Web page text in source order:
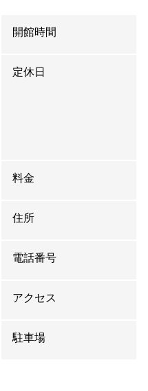
開館時間
定休日
料金
住所
電話番号
アクセス
駐車場